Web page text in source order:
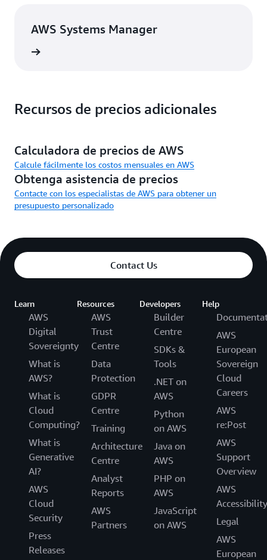
AWS Systems Manager
Recursos de precios adicionales
Calculadora de precios de AWS
Calcule fácilmente los costos mensuales en AWS
Obtenga asistencia de precios
Contacte con los especialistas de AWS para obtener un
presupuesto personalizado
Contact Us
Learn
AWS
Digital
Sovereignty
What is
AWS?
What is
Cloud
Computing?
What is
Generative
AI?
AWS
Cloud
Security
Press
Releases
Resources
AWS
Trust
Centre
Data
Protection
GDPR
Centre
Training
Architecture
Centre
Analyst
Reports
AWS
Partners
Developers
Builder
Centre
SDKs &
Tools
.NET on
AWS
Python
on AWS
Java on
AWS
PHP on
AWS
JavaScript
on AWS
Help
AWS
European
Sovereign
Cloud
Careers
AWS
re:Post
AWS
Support
Overview
AWS
Accessibility
Legal
AWS
European